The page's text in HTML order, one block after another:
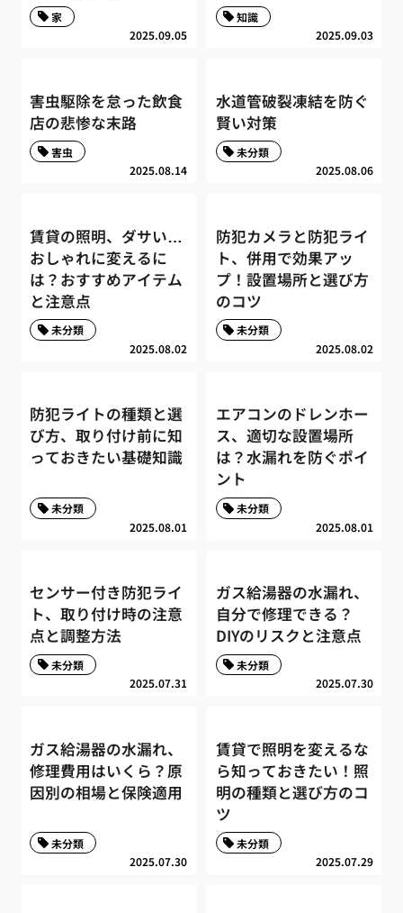
2025.09.05
家
2025.09.03
知識
害虫駆除を怠った飲食
店の悲惨な末路
2025.08.14
害虫
水道管破裂凍結を防ぐ
賢い対策
2025.08.06
未分類
賃貸の照明、ダサい…
おしゃれに変えるに
は？おすすめアイテム
と注意点
2025.08.02
未分類
防犯カメラと防犯ライ
ト、併用で効果アッ
プ！設置場所と選び方
のコツ
2025.08.02
未分類
防犯ライトの種類と選
び方、取り付け前に知
っておきたい基礎知識
2025.08.01
未分類
エアコンのドレンホー
ス、適切な設置場所
は？水漏れを防ぐポイ
ント
2025.08.01
未分類
センサー付き防犯ライ
ト、取り付け時の注意
点と調整方法
2025.07.31
未分類
ガス給湯器の水漏れ、
自分で修理できる？
DIYのリスクと注意点
2025.07.30
未分類
ガス給湯器の水漏れ、
修理費用はいくら？原
因別の相場と保険適用
2025.07.30
未分類
賃貸で照明を変えるな
ら知っておきたい！照
明の種類と選び方のコ
ツ
2025.07.29
未分類